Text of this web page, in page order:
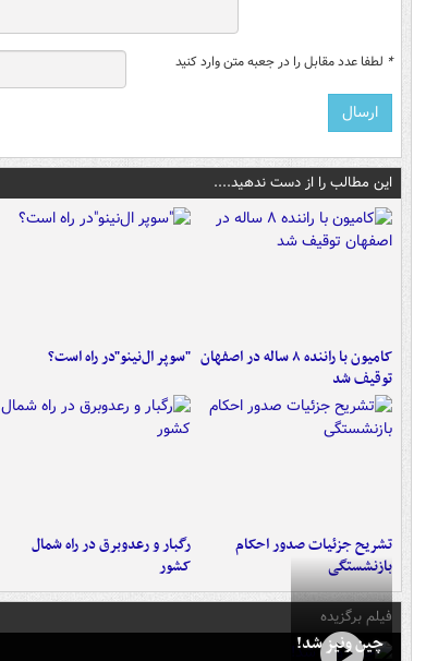
* لطفا عدد مقابل را در جعبه متن وارد کنید
این مطالب را از دست ندهید....
کامیون با راننده ۸ ساله در اصفهان
توقیف شد
"سوپر ال‌نینو"در راه است؟
تشریح جزئیات صدور احکام
بازنشستگی
رگبار و رعدوبرق در راه شمال
کشور
فیلم برگزیده
چین ونیز شد!